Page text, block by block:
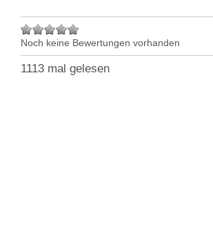
Noch keine Bewertungen vorhanden
1113 mal gelesen